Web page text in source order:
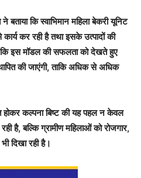
बताया कि स्वाभिमान महिला बेकरी यूनिट
कर रही है तथा इसके उत्पादों की
कि इस मॉडल की सफलता को देखते हुए
की जाएंगी, ताकि अधिक से अधिक
होकर कल्पना बिष्ट की यह पहल न केवल
है, बल्कि ग्रामीण महिलाओं को रोजगार,
दिखा रही है।